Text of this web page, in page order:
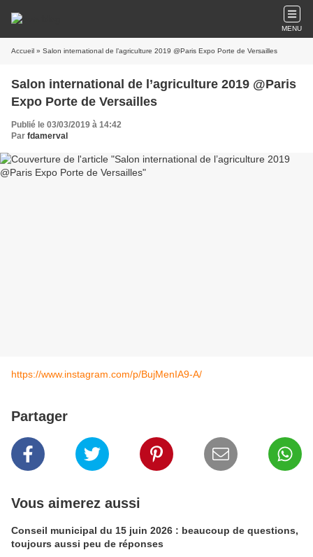
MENU
Accueil » Salon international de l’agriculture 2019 @Paris Expo Porte de Versailles
Salon international de l’agriculture 2019 @Paris
Expo Porte de Versailles
Publié le 03/03/2019 à 14:42
Par fdamerval
https://www.instagram.com/p/BujMenIA9-A/
Partager
Vous aimerez aussi
Conseil municipal du 15 juin 2026 : beaucoup de questions,
toujours aussi peu de réponses